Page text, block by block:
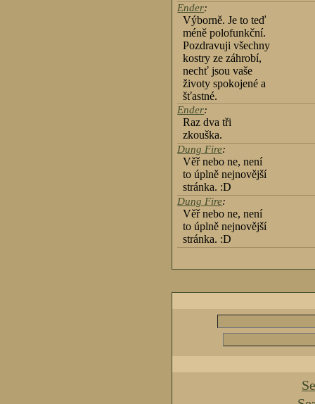
Ender:
Výborně. Je to teď
méně polofunkční.
Pozdravuji všechny
kostry ze záhrobí,
nechť jsou vaše
životy spokojené a
šťastné.
Ender:
Raz dva tři
zkouška.
Dung Fire:
Věř nebo ne, není
to úplně nejnovější
stránka. :D
Dung Fire:
Věř nebo ne, není
to úplně nejnovější
stránka. :D